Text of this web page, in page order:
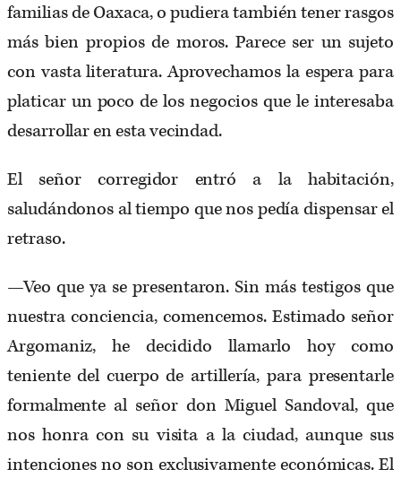
familias de Oaxaca, o pudiera también tener rasgos
más bien propios de moros. Parece ser un sujeto
con vasta literatura. Aprovechamos la espera para
platicar un poco de los negocios que le interesaba
desarrollar en esta vecindad.
El señor corregidor entró a la habitación,
saludándonos al tiempo que nos pedía dispensar el
retraso.
—Veo que ya se presentaron. Sin más testigos que
nuestra conciencia, comencemos. Estimado señor
Argomaniz, he decidido llamarlo hoy como
teniente del cuerpo de artillería, para presentarle
formalmente al señor don Miguel Sandoval, que
nos honra con su visita a la ciudad, aunque sus
intenciones no son exclusivamente económicas. El